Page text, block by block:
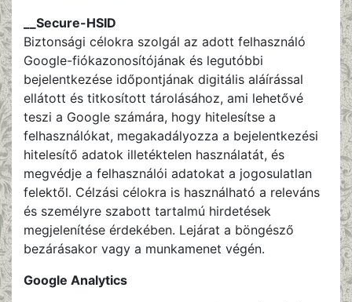
__Secure-HSID
Biztonsági célokra szolgál az adott felhasználó
Google-fiókazonosítójának és legutóbbi
bejelentkezése időpontjának digitális aláírással
ellátott és titkosított tárolásához, ami lehetővé
teszi a Google számára, hogy hitelesítse a
felhasználókat, megakadályozza a bejelentkezési
hitelesítő adatok illetéktelen használatát, és
megvédje a felhasználói adatokat a jogosulatlan
felektől. Célzási célokra is használható a releváns
és személyre szabott tartalmú hirdetések
megjelenítése érdekében. Lejárat a böngésző
bezárásakor vagy a munkamenet végén.
Google Analytics